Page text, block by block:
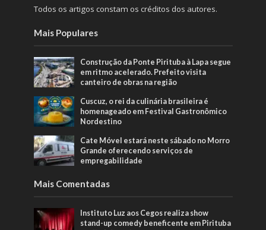
Todos os artigos constam os créditos dos autores.
Mais Populares
Construção da Ponte Pirituba à Lapa segue
em ritmo acelerado. Prefeito visita
canteiro de obras na região
Cuscuz, o rei da culinária brasileira é
homenageado em Festival Gastronômico
Nordestino
Cate Móvel estará neste sábado no Morro
Grande oferecendo serviços de
empregabilidade
Mais Comentadas
Instituto Luz aos Cegos realiza show
stand-up comedy beneficente em Pirituba